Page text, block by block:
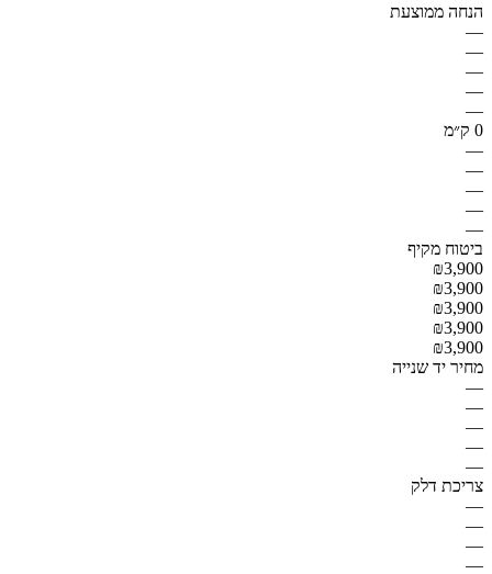
הנחה ממוצעת
—
—
—
—
—
0 ק״מ
—
—
—
—
—
ביטוח מקיף
₪3,900
₪3,900
₪3,900
₪3,900
₪3,900
מחיר יד שנייה
—
—
—
—
—
צריכת דלק
—
—
—
—